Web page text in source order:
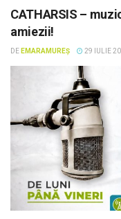
CATHARSIS –
amiezii!
DE EMARAMUREȘ 29 IULIE